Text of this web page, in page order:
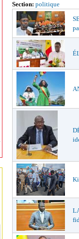
Section: politique